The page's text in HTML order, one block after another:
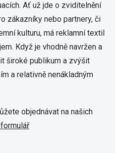
Ať už jde o zviditelnění
zákazníky nebo partnery, či
kulturu, má reklamní textil
Když je vhodně navržen a
široké publikum a zvýšit
a relativně nenákladným
objednávat na našich